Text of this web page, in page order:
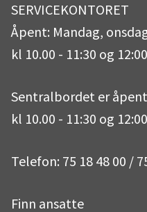
k
a
m
SERVICEKONTORET
Åpent: Mandag,
kl 10.00 - 11:30 og
Sentralbordet er
kl 10.00 - 11:30 og
Telefon: 75 18 48 00 /
Finn ansatte